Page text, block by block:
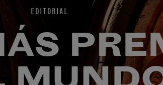
EDITORIAL